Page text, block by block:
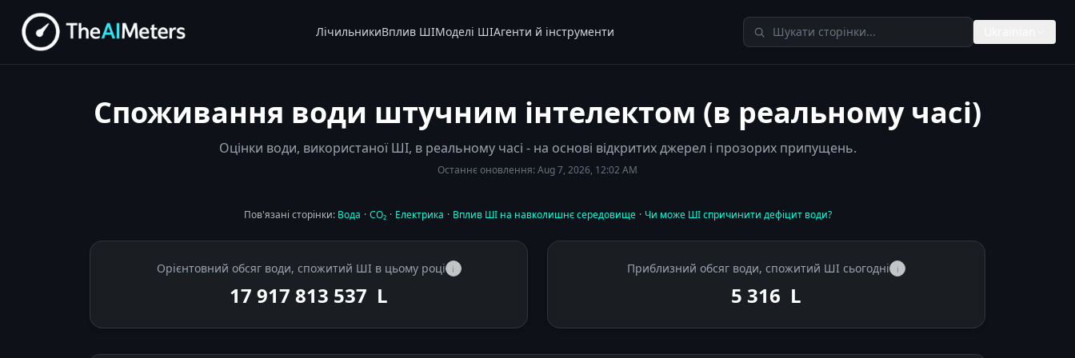
ЛічильникиВплив ШІМоделі ШІАгенти й інструменти Пошук у TheAIMeters
Споживання води штучним інтелектом (в реальному часі)
Оцінки води, використаної ШІ, в реальному часі - на основі відкритих джерел і прозорих припущень.
Останнє оновлення:Aug 7, 2026, 12:02 AM
Пов'язані сторінки: Вода · CO₂ · Електрика · Вплив ШІ на навколишнє середовище · Чи може ШІ спричинити дефіцит води?
Орієнтовний обсяг води, спожитий ШІ в цьому році i
17 917 813 853 L
Приблизний обсяг води, спожитий ШІ сьогодні i
5 632 L